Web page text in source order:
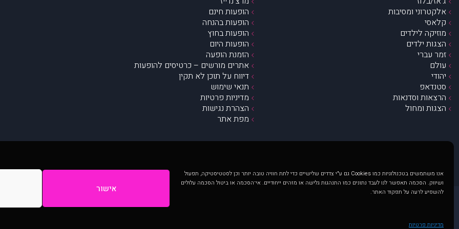
אנו משתמשים בטכנולוגיות כמו Cookies גם ע"י צדדים שלישיים כדי לתת חוויה טובה יותר וכן לסטטיסטיקה, תפעול
ושיווק. הסכמה תאפשר לנו לעבד נתונים כמו התנהגות גלישה או מזהים ייחודיים. אי־הסכמה או ביטול הסכמה עלולים
להשפיע לרעה על תפקוד האתר.
אישור
מדיניות פרטיות
אלקטרוני ומסיבות
קלאסי
מוזיקה לילדים
הצגות ילדים
זמר עברי
עולם
יהודי
סטנדאפ
הרצאות וסדנאות
הצגות ומחול
הופעות חינם
הופעות בהנחה
הופעות בחוץ
הופעות היום
הזמנת הופעה
אתרים מורשים – כרטיסים להופעות
דיווח על תוכן לא תקין
תנאי שימוש
מדיניות פרטיות
הצהרת נגישות
מפת אתר